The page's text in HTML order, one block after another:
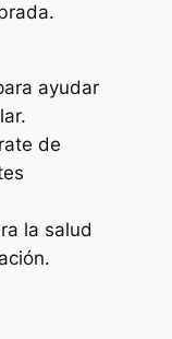
ayudar
de
la salud